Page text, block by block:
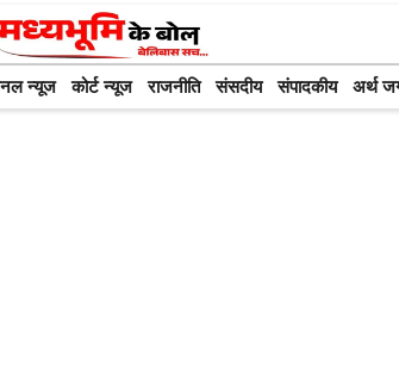
न्यूज कोर्ट न्यूज राजनीति संसदीय संपादकीय अर्थ